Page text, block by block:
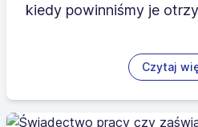
kiedy powinniśmy je
Czytaj